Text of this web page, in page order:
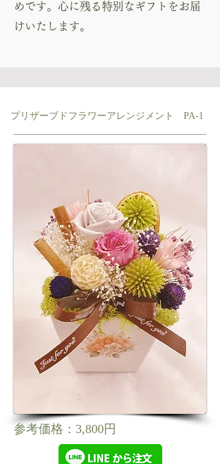
めです。心に残る特別なギフトをお届
けいたします。
プリザーブドフラワーアレンジメント PA-1
参考価格：3,800円